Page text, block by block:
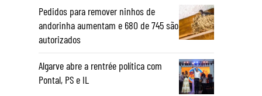
Pedidos para remover ninhos de
andorinha aumentam e 680 de 745 são
autorizados
Algarve abre a rentrée política com
Pontal, PS e IL